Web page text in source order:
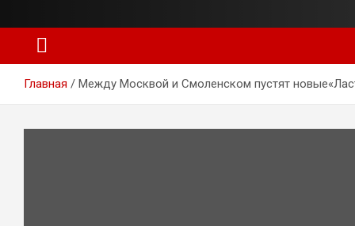
Главная Между Москвой и Смоленском пустят